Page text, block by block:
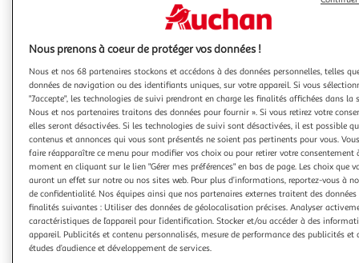
précédente
suivante
4.5 (79)
MUSTELA
Maternité Crème vergetures
Crème spécialement formulée pour prévenir l'apparition
des vergetures durant la maternité :• Hydrate durablement•
Renforce l'élasticité de la peau• Apaise les sensations de
tiraillements
En savoir +
150ml
Vous voulez connaître le prix de ce produit ?
Afficher le prix
Nous prenons à coeur de protéger vos données !
Nous et nos 68 partenaires stockons et accédons à des données personnelles, telles
données de navigation ou des identifiants uniques, sur votre appareil. Si vous
"J'accepte", les technologies de suivi prendront en charge les finalités affichées dans la
Nous et nos partenaires traitons des données pour fournir ». Si vous retirez votre
elles seront désactivées. Si les technologies de suivi sont désactivées, il est possible
contenus et annonces qui vous sont présentés ne soient pas pertinents pour vous.
faire réapparaître ce menu pour modifier vos choix ou pour retirer votre consentement
moment en cliquant sur le lien "Gérer mes préférences" en bas de page. Les choix que
auront un effet sur notre ou nos sites web. Pour plus d’informations, reportez-vous à
de confidentialité. Nos équipes ainsi que nos partenaires externes traitent des données
finalités suivantes : Utiliser des données de géolocalisation précises. Analyser
caractéristiques de l’appareil pour l’identification. Stocker et/ou accéder à des
appareil. Publicités et contenu personnalisés, mesure de performance des publicités et
études d’audience et développement de services.